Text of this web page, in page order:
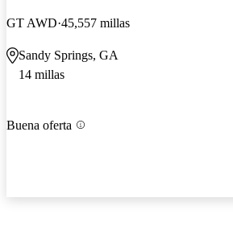
GT AWD 45,557 millas
Sandy Springs, GA
14 millas
Buena oferta